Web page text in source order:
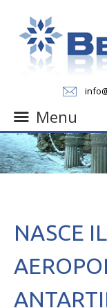
Menu
Skip
to
content
NASCE